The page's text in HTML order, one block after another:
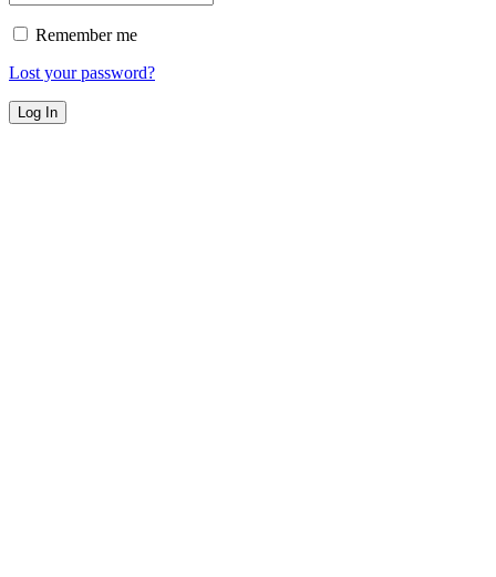
Remember me
Lost your password?